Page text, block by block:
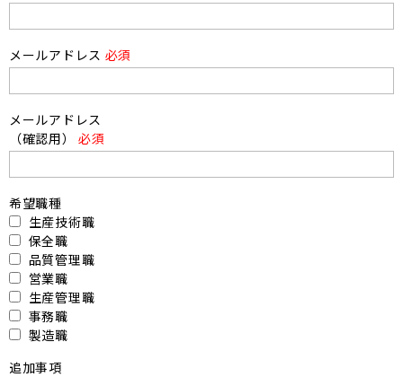
メールアドレス 必須
メールアドレス
（確認用）必須
希望職種
生産技術職
保全職
品質管理職
営業職
生産管理職
事務職
製造職
追加事項